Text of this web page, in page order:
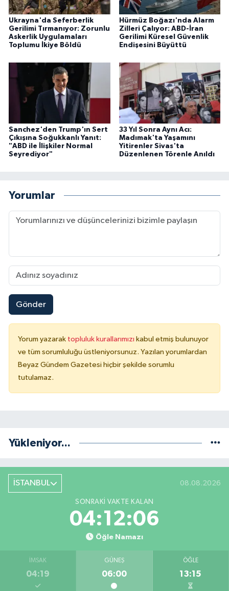
Ukrayna'da Seferberlik
Gerilimi Tırmanıyor: Zorunlu
Askerlik Uygulamaları
Toplumu İkiye Böldü
Hürmüz Boğazı'nda Alarm
Zilleri Çalıyor: ABD-İran
Gerilimi Küresel Güvenlik
Endişesini Büyüttü
Sanchez'den Trump'ın Sert
Çıkışına Soğukkanlı Yanıt:
"ABD ile İlişkiler Normal
Seyrediyor"
33 Yıl Sonra Aynı Acı:
Madımak'ta Yaşamını
Yitirenler Sivas'ta
Düzenlenen Törenle Anıldı
Yorumlar
Gönder
Yorum yazarak topluluk kurallarımızı kabul etmiş bulunuyor
ve tüm sorumluluğu üstleniyorsunuz. Yazılan yorumlardan
Beyaz Gündem Gazetesi hiçbir şekilde sorumlu
tutulamaz.
Yükleniyor...
İSTANBUL 08.08.2026
SONRAKI VAKTE KALAN
04:12:05
Öğle Namazı
İMSAK
04:19
GÜNEŞ
06:00
ÖĞLE
13:15